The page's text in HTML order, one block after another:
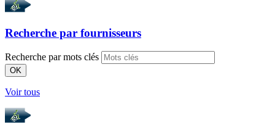
Recherche par fournisseurs
Recherche par mots clés
OK
Voir tous